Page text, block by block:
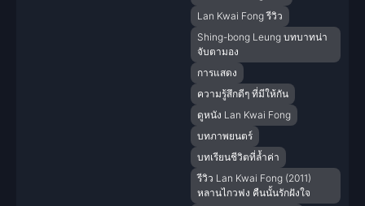
Lan Kwai Fong รีวิว
Shing-bong Leung บทบาทน่า
จับตามอง
การแสดง
ความรู้สึกดีๆ ที่มีให้กัน
ดูหนัง Lan Kwai Fong
บทภาพยนตร์
บทเรียนชีวิตที่ล้ำค่า
รีวิว Lan Kwai Fong (2011)
หลานไกวฟง คืนนั้นรักฝังใจ